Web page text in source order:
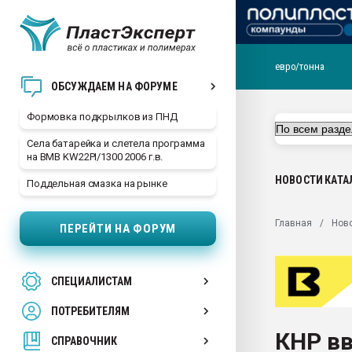
ОБСУЖДАЕМ НА ФОРУМЕ
Формовка подкрылков из ПНД
Села батарейка и слетела программа
на BMB KW22PI/1300 2006 г.в.
Поддельная смазка на рынке
ПЕРЕЙТИ НА ФОРУМ
СПЕЦИАЛИСТАМ
ПОТРЕБИТЕЛЯМ
СПРАВОЧНИК
29.07.2026 ФРП помог
Вакуум-формовочные
28.07.2026
первый план в
пластмасс
ситуацией на
евро/тонна
НОВОСТИ
Главная
КНР